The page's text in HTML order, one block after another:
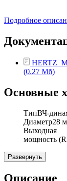
Подробное
(0.27 Мб)
Основные
ТипВЧ-
Диаметр28
Выходная
мощность
Развернуть
Описание